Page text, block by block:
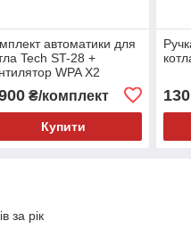
автоматики для
Tech ST-28 +
WPA X2
₴/комплект
Купити
130
за рік